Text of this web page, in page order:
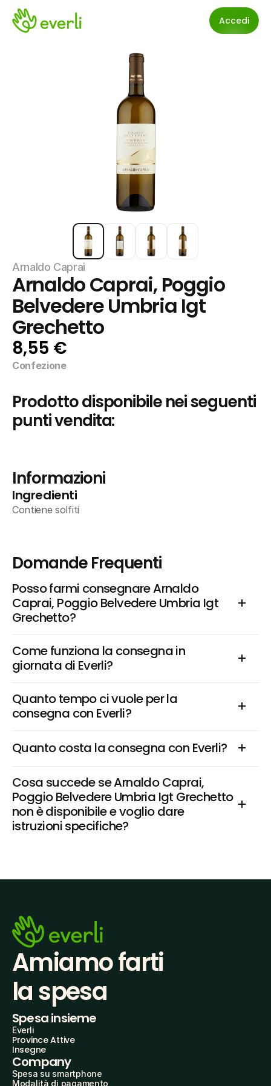
Accedi
Arnaldo Caprai
Arnaldo Caprai, Poggio
Belvedere Umbria Igt
Grechetto
8,55 €
Confezione
Prodotto disponibile nei seguenti
punti vendita:
Informazioni
Ingredienti
Contiene solfiti
Domande Frequenti
Posso farmi consegnare Arnaldo
Caprai, Poggio Belvedere Umbria Igt
Grechetto?
Come funziona la consegna in
giornata di Everli?
Quanto tempo ci vuole per la
consegna con Everli?
Quanto costa la consegna con Everli?
Cosa succede se Arnaldo Caprai,
Poggio Belvedere Umbria Igt Grechetto
non è disponibile e voglio dare
istruzioni specifiche?
Amiamo farti
la spesa
Spesa insieme
Everli
Province Attive
Insegne
Company
Spesa su smartphone
Modalità di pagamento